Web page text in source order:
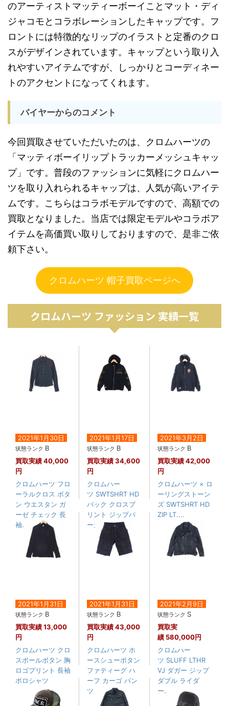
のアーティストマッティーボーイことマット・ディ
ジャコモとコラボレーションしたキャップです。フ
ロントには特徴的なリップのイラストと定番のクロ
スがデザインされています。キャップという取り入
れやすいアイテムですが、しっかりとコーディネー
トのアクセントになってくれます。
バイヤーからのコメント
今回買取させていただいたのは、クロムハーツの
「マッティボーイリップトラッカーメッシュキャッ
プ」です。普段のファッションに気軽にクロムハー
ツを取り入れられるキャップは、人気が高いアイテ
ムです。こちらはコラボモデルですので、高額での
買取となりました。当店では限定モデルやコラボア
イテムを高価買い取りしておりますので、是非ご依
頼下さい。
クロムハーツ 帽子買取ページへ
クロムハーツ ファッション 実績一覧
2021年1月30日
状態ランク B
買取実績40,000
円
クロムハーツ フロ
ーラルクロス ボタ
ン ウエスタン ガ
ーゼ チェック 長
袖....
2021年1月17日
状態ランク B
買取実績34,600
円
クロムハー
ツ SWTSHRT HD
バック クロスプ
リント ジップパ
ーカー
2021年3月2日
状態ランク B
買取実績42,000
円
クロムハーツ × ロ
ーリングストーン
ズ SWTSHRT HD
ZIP LT....
2021年1月31日
状態ランク B
買取実績13,000
円
クロムハーツ クロ
スボールボタン 胸
ロゴプリント 長袖
ポロシャツ
2021年1月31日
状態ランク B
買取実績43,000
円
クロムハーツ ホ
ースシューボタン
ファティーグ ハ
ーフ カーゴ パン
ツ
2021年2月9日
状態ランク S
買取実
績 580,000円
クロムハー
ツ SLUFF LTHR
VJ ダガー ジップ
ダブル ライダ
ー....